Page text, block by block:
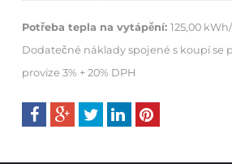
Potřeba tepla na vytápění:125,00
Dodatečné náklady spojené s koupí se
provize 3% + 20% DPH